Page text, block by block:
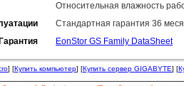
Относительная влажность
Стандартная гарантия 36
Гарантия
EonStor GS Family DataSheet
] [Купить компьютер] [Купить сервер GIGABYTE] [